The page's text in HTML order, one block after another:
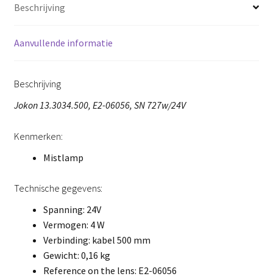
Beschrijving
Aanvullende informatie
Beschrijving
Jokon 13.3034.500, E2-06056, SN 727w/24V
Kenmerken:
Mistlamp
Technische gegevens:
Spanning: 24V
Vermogen: 4 W
Verbinding: kabel 500 mm
Gewicht: 0,16 kg
Reference on the lens: E2-06056